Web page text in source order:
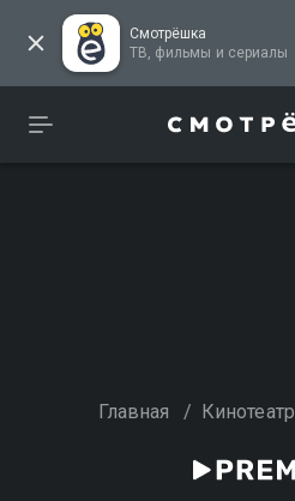
Смотрёшка
ТВ, фильмы и сериалы
Главная / Кинотеатр